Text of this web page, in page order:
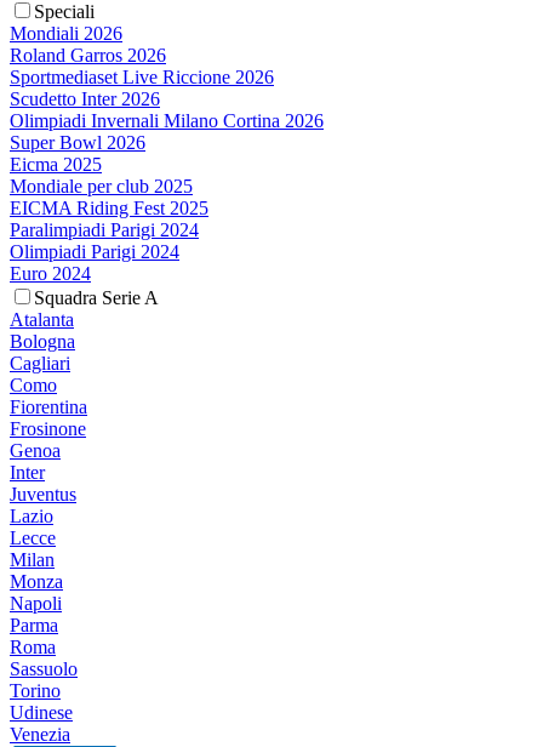
Speciali
Mondiali 2026
Roland Garros 2026
Sportmediaset Live Riccione 2026
Scudetto Inter 2026
Olimpiadi Invernali Milano Cortina 2026
Super Bowl 2026
Eicma 2025
Mondiale per club 2025
EICMA Riding Fest 2025
Paralimpiadi Parigi 2024
Olimpiadi Parigi 2024
Euro 2024
Squadra Serie A
Atalanta
Bologna
Cagliari
Como
Fiorentina
Frosinone
Genoa
Inter
Juventus
Lazio
Lecce
Milan
Monza
Napoli
Parma
Roma
Sassuolo
Torino
Udinese
Venezia